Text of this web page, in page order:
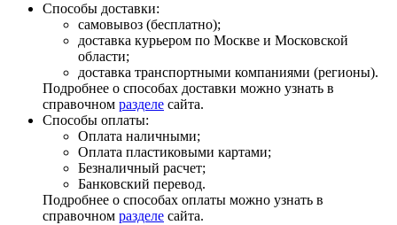
Способы доставки:
самовывоз (бесплатно);
доставка курьером по Москве и Московской
области;
доставка транспортными компаниями (регионы).
Подробнее о способах доставки можно узнать в
справочном разделе сайта.
Способы оплаты:
Оплата наличными;
Оплата пластиковыми картами;
Безналичный расчет;
Банковский перевод.
Подробнее о способах оплаты можно узнать в
справочном разделе сайта.